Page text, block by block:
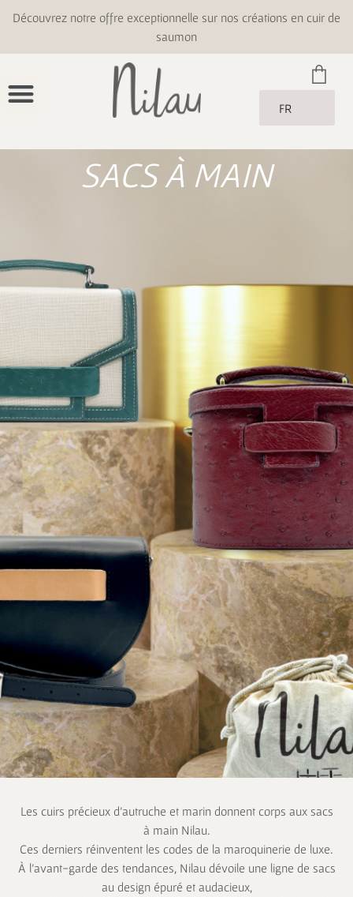
Découvrez notre offre exceptionnelle sur nos créations en cuir de
saumon
FR
SACS À MAIN
Les cuirs précieux d’autruche et marin donnent corps aux sacs
à main Nilau.
Ces derniers réinventent les codes de la maroquinerie de luxe.
À l’avant-garde des tendances, Nilau dévoile une ligne de sacs
au design épuré et audacieux,